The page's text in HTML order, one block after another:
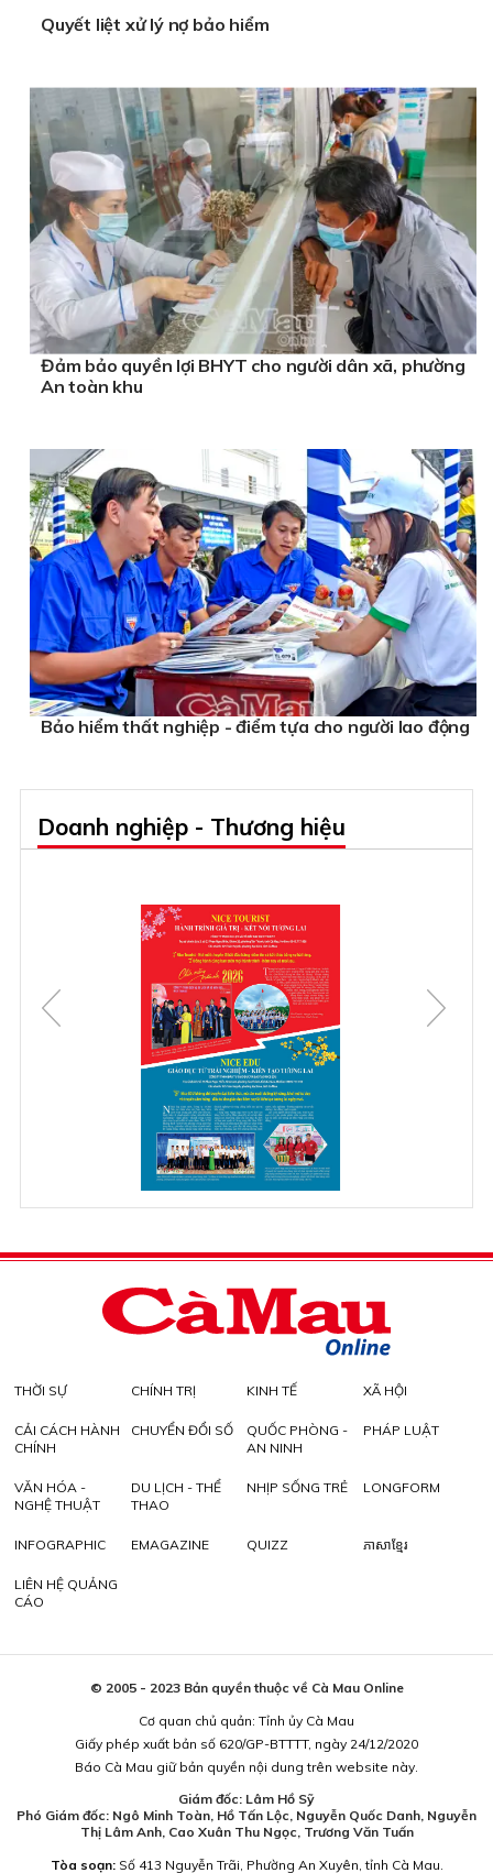
Quyết liệt xử lý nợ bảo hiểm
Đảm bảo quyền lợi BHYT cho người dân xã, phường
An toàn khu
Bảo hiểm thất nghiệp - điểm tựa cho người lao động
Doanh nghiệp - Thương hiệu
THỜI SỰ CHÍNH TRỊ KINH TẾ XÃ HỘI
CẢI CÁCH HÀNH
CHÍNH
CHUYỂN ĐỔI SỐ
QUỐC PHÒNG -
AN NINH
PHÁP LUẬT
VĂN HÓA -
NGHỆ THUẬT
DU LỊCH - THỂ
THAO
NHỊP SỐNG TRẺ LONGFORM
INFOGRAPHIC EMAGAZINE QUIZZ ភាសាខ្មែរ
LIÊN HỆ QUẢNG
CÁO
© 2005 - 2023 Bản quyền thuộc về Cà Mau Online
Cơ quan chủ quản: Tỉnh ủy Cà Mau
Giấy phép xuất bản số 620/GP-BTTTT, ngày 24/12/2020
Báo Cà Mau giữ bản quyền nội dung trên website này.
Giám đốc: Lâm Hồ Sỹ
Phó Giám đốc: Ngô Minh Toàn, Hồ Tấn Lộc, Nguyễn Quốc Danh, Nguyễn
Thị Lâm Anh, Cao Xuân Thu Ngọc, Trương Văn Tuấn
Tòa soạn:Số 413 Nguyễn Trãi, Phường An Xuyên, tỉnh Cà Mau.